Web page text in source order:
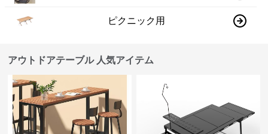
ピクニック用
アウトドアテーブル 人気アイテム